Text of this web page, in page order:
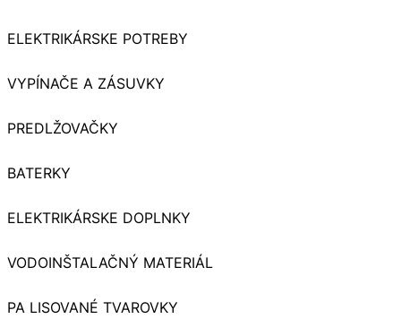
ELEKTRIKÁRSKE POTREBY
VYPÍNAČE A ZÁSUVKY
PREDLŽOVAČKY
BATERKY
ELEKTRIKÁRSKE DOPLNKY
VODOINŠTALAČNÝ MATERIÁL
PA LISOVANÉ TVAROVKY